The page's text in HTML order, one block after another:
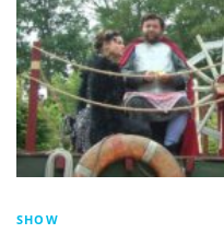
SHOW